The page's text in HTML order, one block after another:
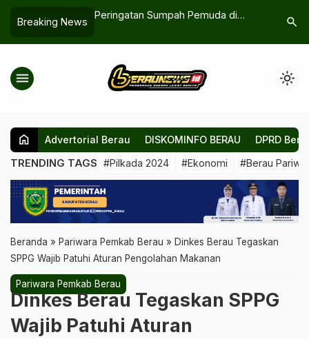
Breaking News
Sumpah Pemuda di
Ragam Budaya
Dua Calon Unsur Pimpinan DPRD
Masih Menunggu
search
menu light_mode
home Advertorial Berau DISKOMINFO BERAU DPRD
TRENDING TAGS #Pilkada 2024 #Ekonomi #Berau
Beranda » Pariwara Pemkab Berau » Dinkes Berau Tegaskan
SPPG Wajib Patuhi Aturan Pengolahan Makanan
Pariwara Pemkab Berau
Dinkes Berau Tegaskan SPPG
Wajib Patuhi Aturan